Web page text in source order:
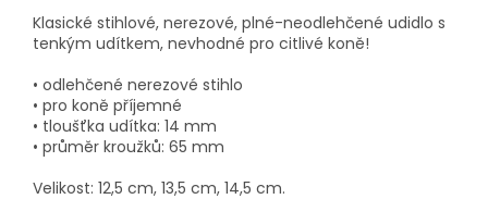
Klasické stihlové, nerezové, plné-neodlehčené udidlo s
tenkým udítkem, nevhodné pro citlivé koně!
• odlehčené nerezové stihlo
• pro koně příjemné
• tloušťka udítka: 14 mm
• průměr kroužků: 65 mm
Velikost: 12,5 cm, 13,5 cm, 14,5 cm.